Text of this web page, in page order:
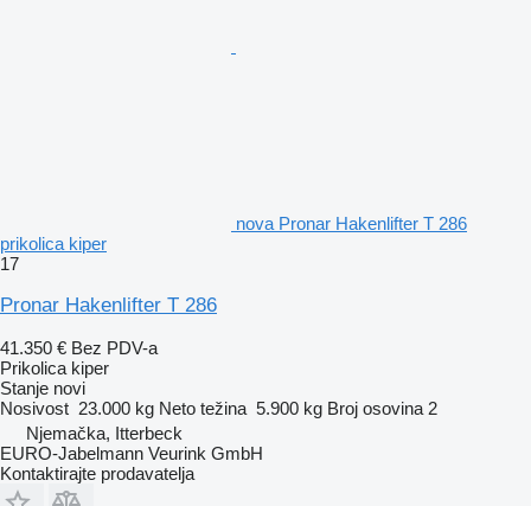
nova Pronar Hakenlifter T 286
prikolica kiper
17
Pronar Hakenlifter T 286
41.350 € Bez PDV-a
Prikolica kiper
Stanje novi
Nosivost 23.000 kg Neto težina 5.900 kg Broj osovina 2
Njemačka, Itterbeck
EURO-Jabelmann Veurink GmbH
Kontaktirajte prodavatelja